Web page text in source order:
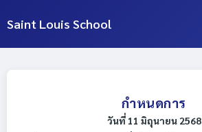
Saint Louis School
กำหนดการ
วันที่ 11 มิถุนายน 2568